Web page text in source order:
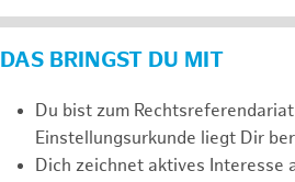
DAS BRINGST DU MIT
Du bist zum
Einstellungsurkunde liegt Dir
Dich zeichnet aktives Interesse